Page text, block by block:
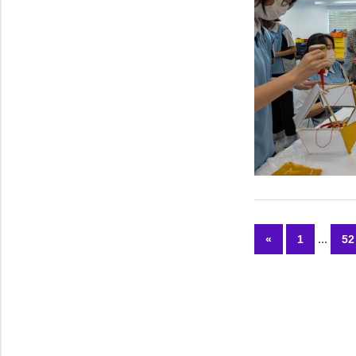
文
« Previous
Posts
1 ... 52